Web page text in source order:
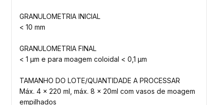
GRANULOMETRIA INICIAL
< 10 mm
GRANULOMETRIA FINAL
< 1 µm e para moagem coloidal < 0,1 µm
TAMANHO DO LOTE/QUANTIDADE A PROCESSAR
Máx. 4 x 220 ml, máx. 8 x 20ml com vasos de moagem
empilhados